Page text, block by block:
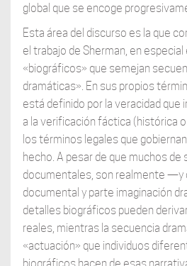
global que se encoge
Esta área del discurso es la que
el trabajo de Sherman, en
«biográficos» que semejan
dramáticas». En sus propios
está definido por la veracidad que
a la verificación fáctica (histórica
los términos legales que
hecho. A pesar de que muchos de
documentales, son realmente
documental y parte imaginación
detalles biográficos pueden
reales, mientras la secuencia
«actuación» que individuos